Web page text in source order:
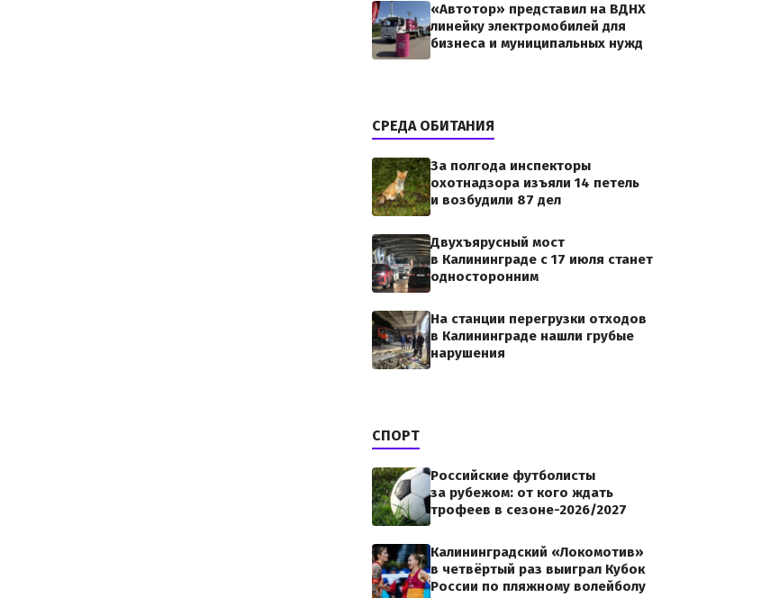
«Автотор» представил на ВДНХ
линейку электромобилей для
бизнеса и муниципальных нужд
СРЕДА ОБИТАНИЯ
За полгода инспекторы
охотнадзора изъяли 14 петель
и возбудили 87 дел
Двухъярусный мост
в Калининграде с 17 июля станет
односторонним
На станции перегрузки отходов
в Калининграде нашли грубые
нарушения
СПОРТ
Российские футболисты
за рубежом: от кого ждать
трофеев в сезоне-2026/2027
Калининградский «Локомотив»
в четвёртый раз выиграл Кубок
России по пляжному волейболу